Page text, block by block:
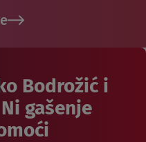
Bodrožić i
gašenje